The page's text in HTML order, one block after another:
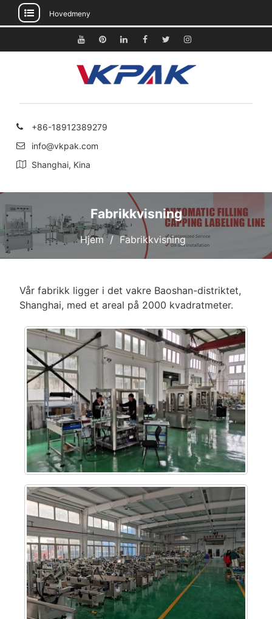
til
Hovedmeny
YoutubePinterestLinkedinFacebook
TwitterInstagram
+86-18912389279
info@vkpak.com
Shanghai, Kina
Fabrikkvisning
Hjem Fabrikkvisning
Vår fabrikk ligger i det vakre Baoshan-distriktet,
Shanghai, med et areal på 2000 kvadratmeter.